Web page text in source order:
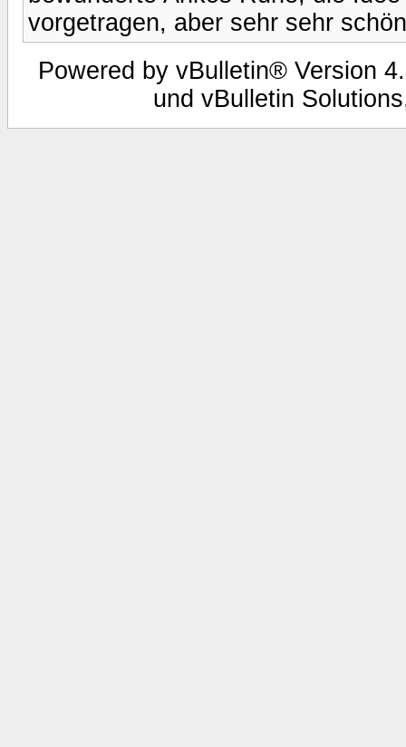
vorgetragen, aber sehr sehr
Powered by vBulletin® Version
und vBulletin